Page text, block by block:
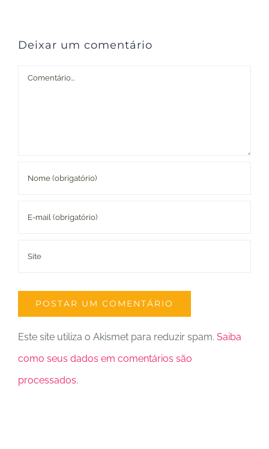
Deixar um comentário
Comentário
Este site utiliza o Akismet para reduzir spam. Saiba
como seus dados em comentários são
processados.